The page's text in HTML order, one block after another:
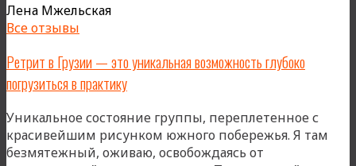
ретрит
–
событие
года»
Лена Мжельская
Все отзывы
Ретрит в Грузии — это уникальная возможность глубоко
погрузиться в практику
Уникальное состояние группы, переплетенное с
красивейшим рисунком южного побережья. Я там
безмятежный, оживаю, освобождаясь от